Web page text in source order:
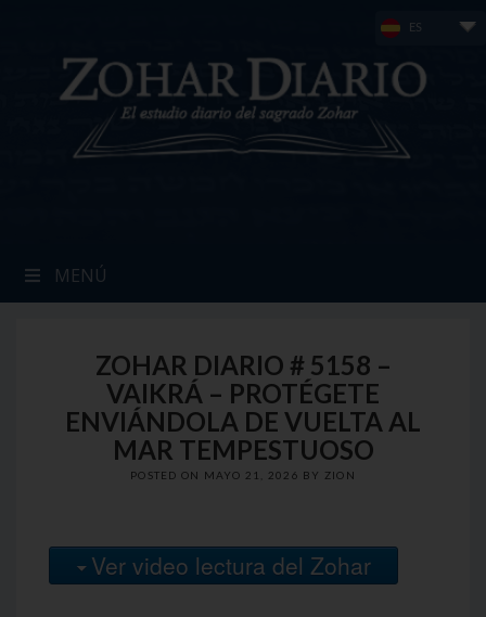
ES
MENÚ
ZOHAR DIARIO # 5158 –
VAIKRÁ – PROTÉGETE
ENVIÁNDOLA DE VUELTA AL
MAR TEMPESTUOSO
POSTED ON MAYO 21, 2026 BY ZION
Ver video lectura del Zohar